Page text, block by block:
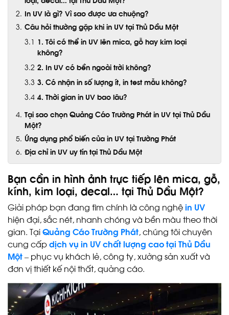
In UV là gì? Vì sao được ưa chuộng?
Câu hỏi thường gặp khi in UV tại Thủ Dầu Một
1. Tôi có thể in UV lên mica, gỗ hay kim loại
không?
2. In UV có bền ngoài trời không?
3. Có nhận in số lượng ít, in test mẫu không?
4. Thời gian in UV bao lâu?
Tại sao chọn Quảng Cáo Trường Phát in UV tại Thủ Dầu
Một?
Ứng dụng phổ biến của in UV tại Trường Phát
Địa chỉ in UV uy tín tại Thủ Dầu Một
Bạn cần in hình ảnh trực tiếp lên mica, gỗ,
kính, kim loại, decal… tại Thủ Dầu Một?
Giải pháp bạn đang tìm chính là công nghệin UV
hiện đại, sắc nét, nhanh chóng và bền màu theo thời
gian. TạiQuảng Cáo Trường Phát, chúng tôi chuyên
cung cấpdịch vụ in UV chất lượng cao tại Thủ Dầu
Một– phục vụ khách lẻ, công ty, xưởng sản xuất và
đơn vị thiết kế nội thất, quảng cáo.